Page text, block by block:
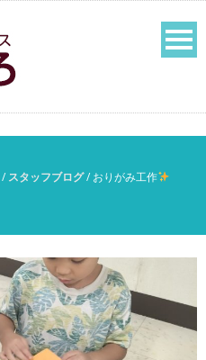
/ スタッフブログ/ おりがみ工作